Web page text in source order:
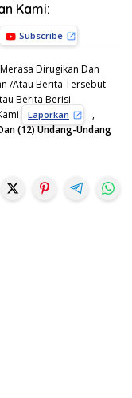
Kami:
Subscribe
Dirugikan Dan
/Atau Berita Tersebut
Berita Berisi
Laporkan
,
(12) Undang-Undang